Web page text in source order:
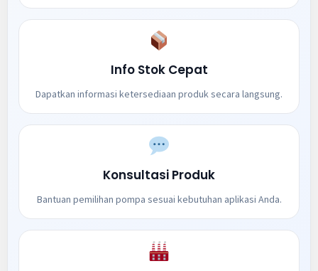
Info Stok Cepat
Dapatkan informasi ketersediaan produk secara langsung.
Konsultasi Produk
Bantuan pemilihan pompa sesuai kebutuhan aplikasi Anda.